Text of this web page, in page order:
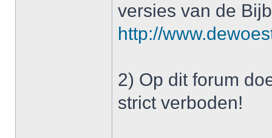
versies van de
http://
2) Op dit forum
strict verboden!